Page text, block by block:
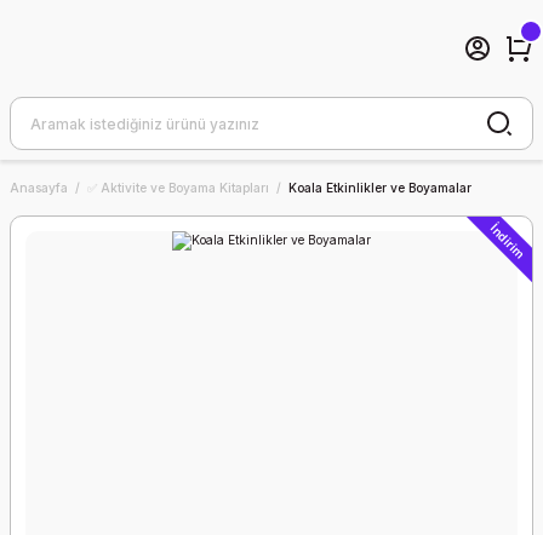
Anasayfa ✅ Aktivite ve Boyama Kitapları Koala Etkinlikler ve Boyamalar
İndirim